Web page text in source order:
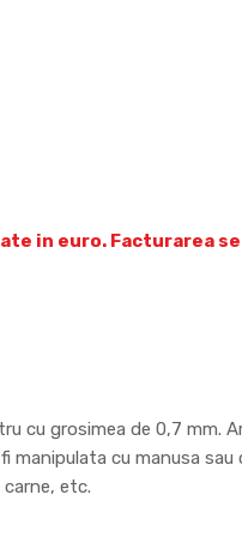
in euro. Facturarea
cu grosimea de 0,7 mm.
cu manusa
etc.